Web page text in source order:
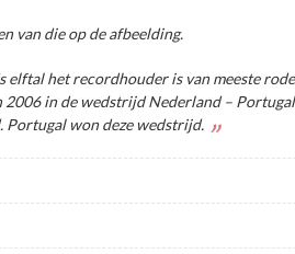
van die op de afbeelding.
elftal het recordhouder is van meeste
in de wedstrijd Nederland –
Portugal won deze wedstrijd.